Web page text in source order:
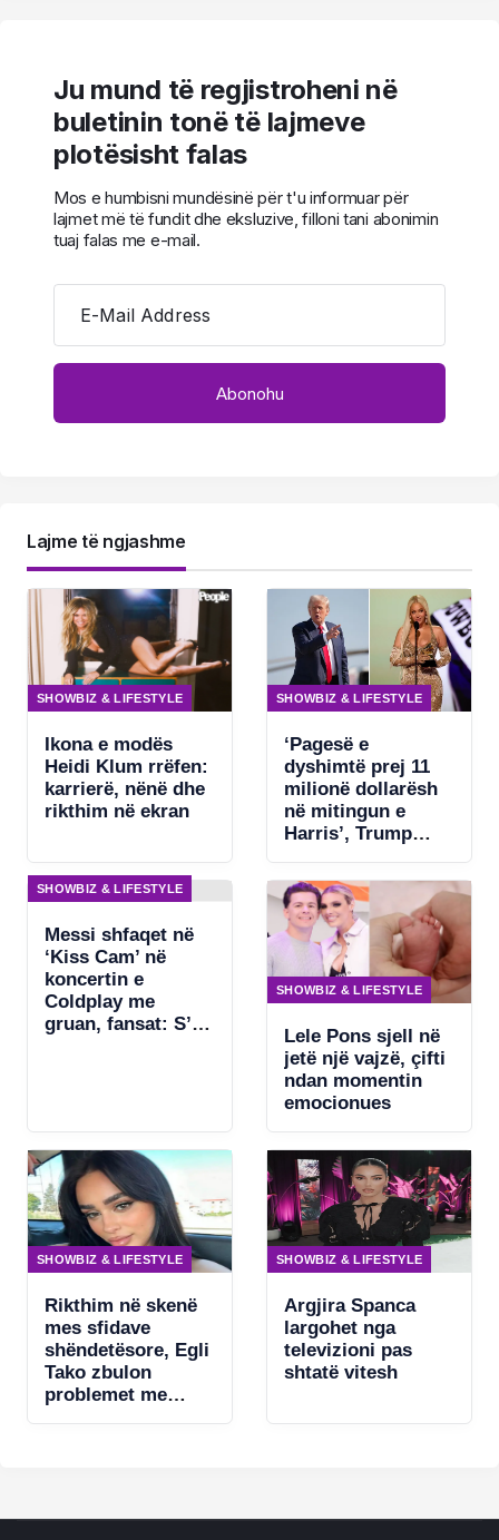
Ju mund të regjistroheni në
buletinin tonë të lajmeve
plotësisht falas
Mos e humbisni mundësinë për t'u informuar për
lajmet më të fundit dhe eksluzive, filloni tani abonimin
tuaj falas me e-mail.
E-Mail Address
Lajme të ngjashme
SHOWBIZ & LIFESTYLE
Ikona e modës
Heidi Klum rrëfen:
karrierë, nënë dhe
rikthim në ekran
SHOWBIZ & LIFESTYLE
‘Pagesë e
dyshimtë prej 11
milionë dollarësh
në mitingun e
Harris’, Trump
penale për
Beyonce
SHOWBIZ & LIFESTYLE
Messi shfaqet në
‘Kiss Cam’ në
koncertin e
Coldplay me
gruan, fansat: S’ka
SHOWBIZ & LIFESTYLE
Lele Pons sjell në
jetë një vajzë, çifti
ndan momentin
emocionues
SHOWBIZ & LIFESTYLE
Rikthim në skenë
mes sfidave
shëndetësore, Egli
Tako zbulon
problemet me
SHOWBIZ & LIFESTYLE
Argjira Spanca
largohet nga
televizioni pas
shtatë vitesh